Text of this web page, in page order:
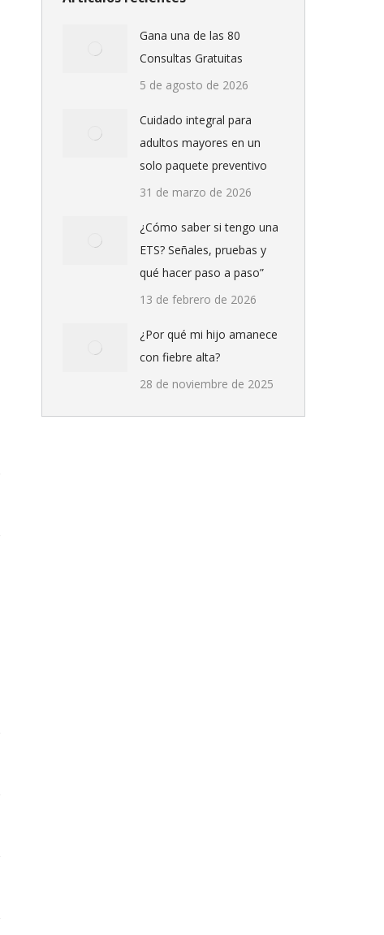
Gana una de las 80
Consultas Gratuitas
5 de agosto de 2026
Cuidado integral para
adultos mayores en un
solo paquete preventivo
31 de marzo de 2026
¿Cómo saber si tengo una
ETS? Señales, pruebas y
qué hacer paso a paso”
13 de febrero de 2026
¿Por qué mi hijo amanece
con fiebre alta?
28 de noviembre de 2025